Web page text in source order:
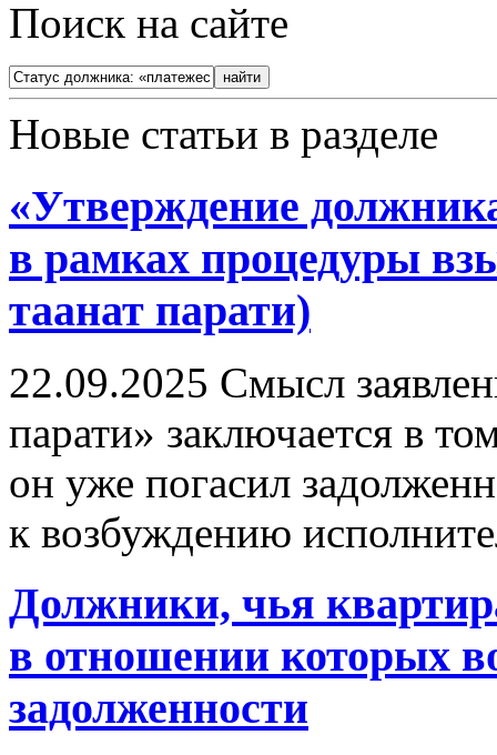
Поиск на сайте
Новые статьи в разделе
«Утверждение
в рамках процедуры
таанат парати)
22.09.2025 Смысл
парати» заключается в
он уже погасил
к возбуждению
Должники, чья
в отношении которых
задолженности